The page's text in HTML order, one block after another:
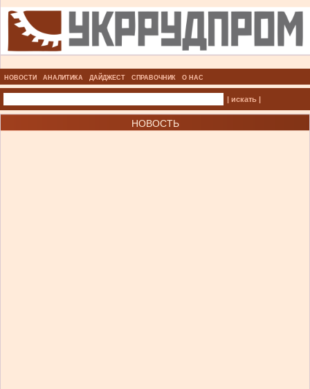
НОВОСТИ АНАЛИТИКА ДАЙДЖЕСТ СПРАВОЧНИК О НАС
| искать |
НОВОСТЬ